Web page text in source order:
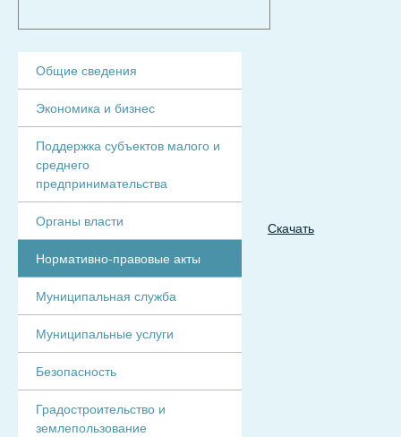
Скачать
Общие сведения
Экономика и бизнес
Поддержка субъектов малого и
среднего
предпринимательства
Органы власти
Нормативно-правовые акты
Муниципальная служба
Муниципальные услуги
Безопасность
Градостроительство и
землепользование